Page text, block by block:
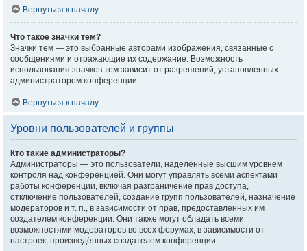
Вернуться к началу
Что такое значки тем?
Значки тем — это выбранные авторами изображения, связанные с
сообщениями и отражающие их содержание. Возможность
использования значков тем зависит от разрешений, установленных
администратором конференции.
Вернуться к началу
Уровни пользователей и группы
Кто такие администраторы?
Администраторы — это пользователи, наделённые высшим уровнем
контроля над конференцией. Они могут управлять всеми аспектами
работы конференции, включая разграничение прав доступа,
отключение пользователей, создание групп пользователей, назначение
модераторов и т. п., в зависимости от прав, предоставленных им
создателем конференции. Они также могут обладать всеми
возможностями модераторов во всех форумах, в зависимости от
настроек, произведённых создателем конференции.